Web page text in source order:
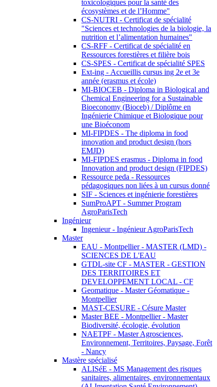
toxicologiques pour la santé des
écosystèmes et de l’Homme"
CS-NUTRI - Certificat de spécialité
"Sciences et technologies de la biologie, la
nutrition et l’alimentation humaines"
CS-RFF - Certificat de spécialité en
Ressources forestières et filière bois
CS-SPES - Certificat de spécialité SPES
Ext-ing - Accueillis cursus ing 2e et 3e
année (erasmus et école)
MI-BIOCEB - Diploma in Biological and
Chemical Engineering for a Sustainable
Bioeconomy (Bioceb) / Diplôme en
Ingénierie Chimique et Biologique pour
une Bioéconom
MI-FIPDES - The diploma in food
innovation and product design (hors
EMJD)
MI-FIPDES erasmus - Diploma in food
Innovation and product design (FIPDES)
Ressource peda - Ressources
pédagogiques non liées à un cursus donné
SIF - Sciences et ingénierie forestières
SumProAPT - Summer Program
AgroParisTech
Ingénieur
Ingenieur - Ingénieur AgroParisTech
Master
EAU - Montpellier - MASTER (LMD) -
SCIENCES DE L'EAU
GTDL-site CF - MASTER - GESTION
DES TERRITOIRES ET
DEVELOPPEMENT LOCAL - CF
Geomatique - Master Géomatique -
Montpellier
MAST-CESURE - Césure Master
Master BEE - Montpellier - Master
Biodiversité, écologie, évolution
NAETPF - Master Agrosciences,
Environnement, Territoires, Paysage, Forêt
- Nancy
Mastère spécialisé
ALISéE - MS Management des risques
sanitaires, alimentaires, environnementaux